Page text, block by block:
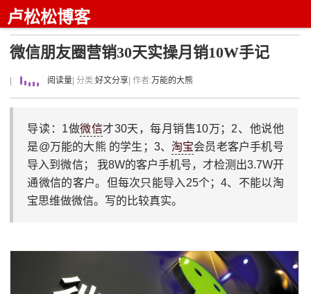
卢松松博客
微信朋友圈营销30天实操月销10W手记
阅读量 | 分类:好文分享 | 作者:万能的大熊
导读：1做微信才30天，每月销售10万；2、他说他
是@万能的大熊 的学生；3、 淘宝会员老客户手机号
导入到微信； 我8W的客户手机号，才检测出3.7W开
通微信的客户。但每次只能导入25个；4、不能以淘
宝思维做微信。写的比较真实。